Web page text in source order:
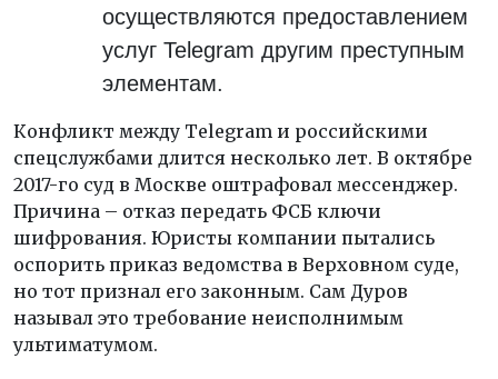
осуществляются предоставлением
услуг Telegram другим преступным
элементам.
Конфликт между Telegram и российскими
спецслужбами длится несколько лет. В октябре
2017-го суд в Москве оштрафовал мессенджер.
Причина – отказ передать ФСБ ключи
шифрования. Юристы компании пытались
оспорить приказ ведомства в Верховном суде,
но тот признал его законным. Сам Дуров
называл это требование неисполнимым
ультиматумом.